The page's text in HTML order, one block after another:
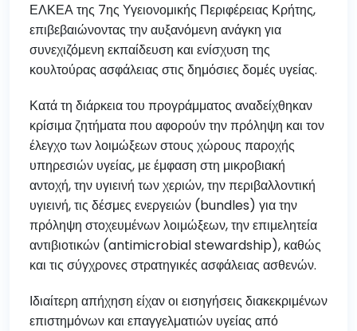
ΕΛΚΕΑ της 7ης Υγειονομικής Περιφέρειας Κρήτης,
επιβεβαιώνοντας την αυξανόμενη ανάγκη για
συνεχιζόμενη εκπαίδευση και ενίσχυση της
κουλτούρας ασφάλειας στις δημόσιες δομές υγείας.
Κατά τη διάρκεια του προγράμματος αναδείχθηκαν
κρίσιμα ζητήματα που αφορούν την πρόληψη και τον
έλεγχο των λοιμώξεων στους χώρους παροχής
υπηρεσιών υγείας, με έμφαση στη μικροβιακή
αντοχή, την υγιεινή των χεριών, την περιβαλλοντική
υγιεινή, τις δέσμες ενεργειών (bundles) για την
πρόληψη στοχευμένων λοιμώξεων, την επιμελητεία
αντιβιοτικών (antimicrobial stewardship), καθώς
και τις σύγχρονες στρατηγικές ασφάλειας ασθενών.
Ιδιαίτερη απήχηση είχαν οι εισηγήσεις διακεκριμένων
επιστημόνων και επαγγελματιών υγείας από